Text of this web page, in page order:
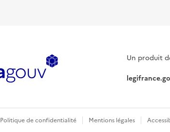
Un produit
Politique de confidentialité Mentions légales